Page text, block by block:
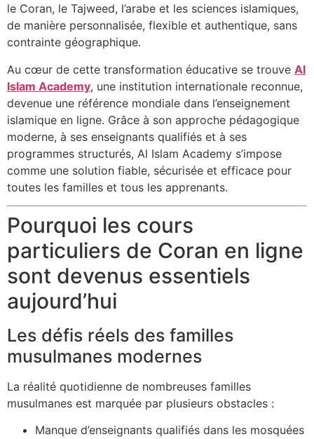
le Coran, le Tajweed, l’arabe et les sciences islamiques,
de manière personnalisée, flexible et authentique, sans
contrainte géographique.
Au cœur de cette transformation éducative se trouve Al
Islam Academy, une institution internationale reconnue,
devenue une référence mondiale dans l’enseignement
islamique en ligne. Grâce à son approche pédagogique
moderne, à ses enseignants qualifiés et à ses
programmes structurés, Al Islam Academy s’impose
comme une solution fiable, sécurisée et efficace pour
toutes les familles et tous les apprenants.
Pourquoi les cours
particuliers de Coran en ligne
sont devenus essentiels
aujourd’hui
Les défis réels des familles
musulmanes modernes
La réalité quotidienne de nombreuses familles
musulmanes est marquée par plusieurs obstacles :
Manque d’enseignants qualifiés dans les mosquées